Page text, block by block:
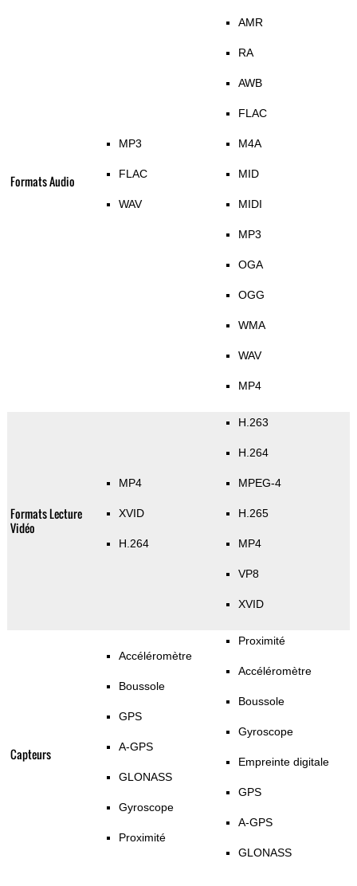
Formats Audio
MP3
FLAC
WAV
AMR
RA
AWB
FLAC
M4A
MID
MIDI
MP3
OGA
OGG
WMA
WAV
MP4
Formats Lecture
Vidéo
MP4
XVID
H.264
H.263
H.264
MPEG-4
H.265
MP4
VP8
XVID
Capteurs
Accéléromètre
Boussole
GPS
A-GPS
GLONASS
Gyroscope
Proximité
Proximité
Accéléromètre
Boussole
Gyroscope
Empreinte digitale
GPS
A-GPS
GLONASS